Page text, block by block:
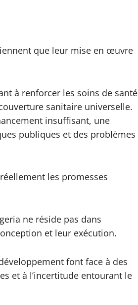
que leur mise en œuvre
à renforcer les soins de santé
sanitaire universelle.
insuffisant, une
publiques et des problèmes
les promesses
ne réside pas dans
et leur exécution.
font face à des
et à l’incertitude entourant le